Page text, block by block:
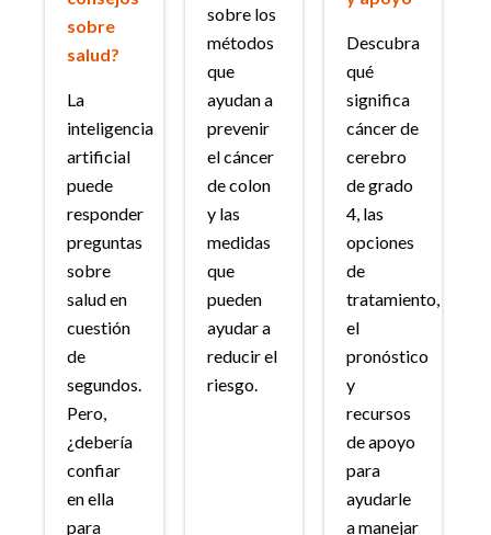
sobre
salud?
La
inteligencia
artificial
puede
responder
preguntas
sobre
salud en
cuestión
de
segundos.
Pero,
¿debería
confiar
en ella
para
sobre los
métodos
que
ayudan a
prevenir
el cáncer
de colon
y las
medidas
que
pueden
ayudar a
reducir el
riesgo.
Descubra
qué
significa
cáncer de
cerebro
de grado
4, las
opciones
de
tratamiento,
el
pronóstico
y
recursos
de apoyo
para
ayudarle
a manejar